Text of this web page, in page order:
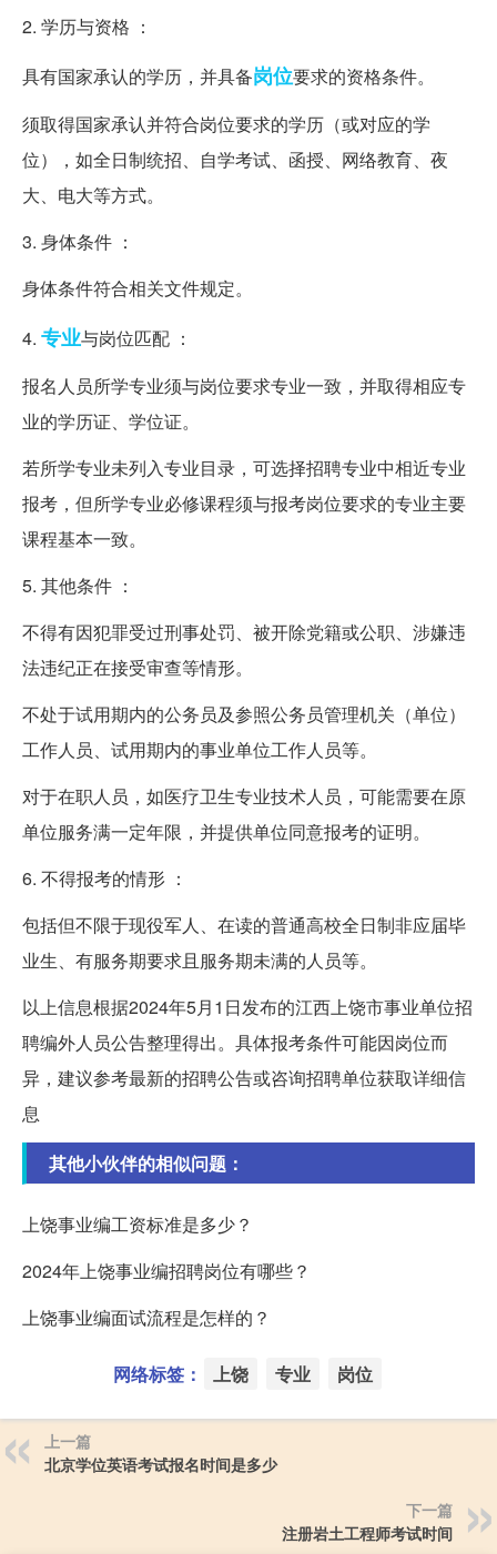
2. 学历与资格 ：
具有国家承认的学历，并具备岗位要求的资格条件。
须取得国家承认并符合岗位要求的学历（或对应的学
位），如全日制统招、自学考试、函授、网络教育、夜
大、电大等方式。
3. 身体条件 ：
身体条件符合相关文件规定。
4. 专业与岗位匹配 ：
报名人员所学专业须与岗位要求专业一致，并取得相应专
业的学历证、学位证。
若所学专业未列入专业目录，可选择招聘专业中相近专业
报考，但所学专业必修课程须与报考岗位要求的专业主要
课程基本一致。
5. 其他条件 ：
不得有因犯罪受过刑事处罚、被开除党籍或公职、涉嫌违
法违纪正在接受审查等情形。
不处于试用期内的公务员及参照公务员管理机关（单位）
工作人员、试用期内的事业单位工作人员等。
对于在职人员，如医疗卫生专业技术人员，可能需要在原
单位服务满一定年限，并提供单位同意报考的证明。
6. 不得报考的情形 ：
包括但不限于现役军人、在读的普通高校全日制非应届毕
业生、有服务期要求且服务期未满的人员等。
以上信息根据2024年5月1日发布的江西上饶市事业单位招
聘编外人员公告整理得出。具体报考条件可能因岗位而
异，建议参考最新的招聘公告或咨询招聘单位获取详细信
息
其他小伙伴的相似问题：
上饶事业编工资标准是多少？
2024年上饶事业编招聘岗位有哪些？
上饶事业编面试流程是怎样的？
网络标签： 上饶 专业 岗位
上一篇
北京学位英语考试报名时间是多少
下一篇
注册岩土工程师考试时间